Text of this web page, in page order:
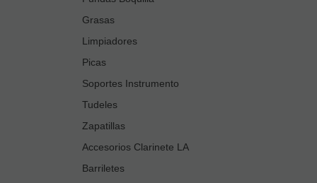
Grasas
Limpiadores
Picas
Soportes Instrumento
Tudeles
Zapatillas
Accesorios Clarinete LA
Barriletes